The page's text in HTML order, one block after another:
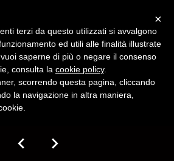
Italiano
×
terzi da questo utilizzati si avvalgono
ed utili alle finalità illustrate
saperne di più o negare il consenso
consulta la cookie policy.
scorrendo questa pagina, cliccando
la navigazione in altra maniera,